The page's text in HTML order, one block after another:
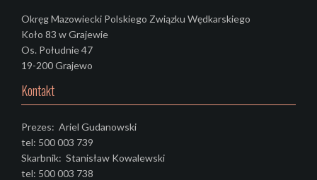
Okręg Mazowiecki Polskiego Związku Wędkarskiego
Koło 83 w Grajewie
Os. Południe 47
19-200 Grajewo
Kontakt
Prezes: Ariel Gudanowski
tel: 500 003 739
Skarbnik: Stanisław Kowalewski
tel: 500 003 738